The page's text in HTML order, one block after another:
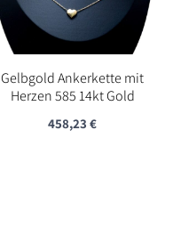
Gelbgold Ankerkette mit
Herzen 585 14kt Gold
458,23€